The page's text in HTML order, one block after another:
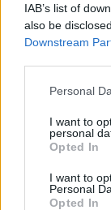
IAB’s list of
also be
Downstream
Personal
I want to
personal
Opted In
I want to
Personal
Opted In
Islanda
Bulgaria
Estonia